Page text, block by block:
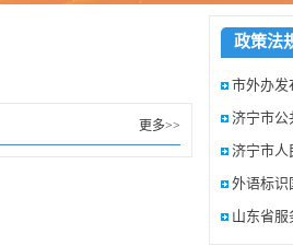
更多>>
政策法
市外办发
济宁市公
济宁市人
外语标识
山东省